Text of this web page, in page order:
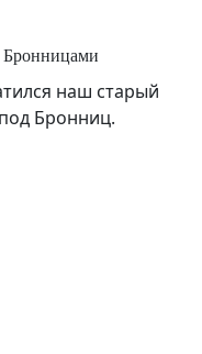
Бронницами
наш старый
Бронниц.